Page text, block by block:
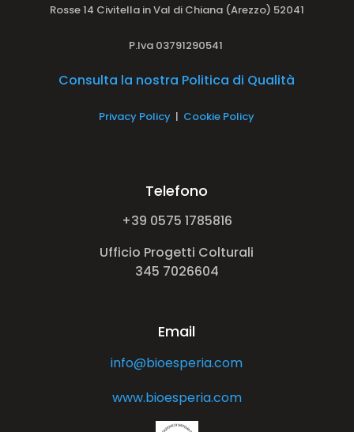
Rosse 14 Civitella in Val di Chiana (Arezzo) 52041
P.Iva 03791290541
Consulta la nostra Politica di Qualità
Privacy Policy | Cookie Policy
Telefono
+39 0575 1785816
Ufficio Progetti Colturali
345 7026604
Email
info@bioesperia.com
www.bioesperia.com